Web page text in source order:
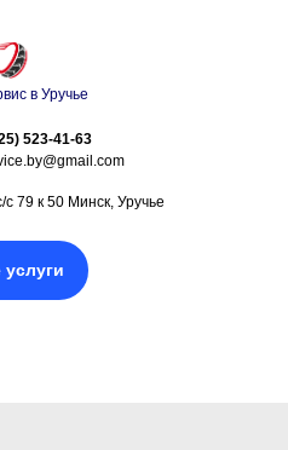
в Уручье
523-41-63
79 к 50 Минск, Уручье
услуги